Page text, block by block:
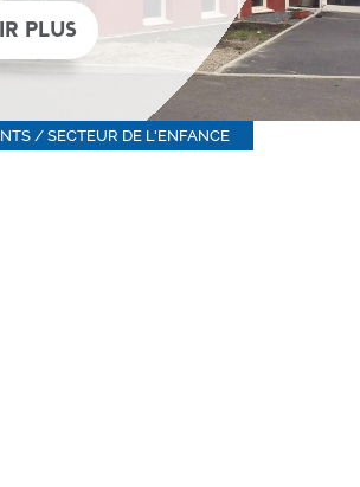
PLUS
/ SECTEUR DE L'ENFANCE